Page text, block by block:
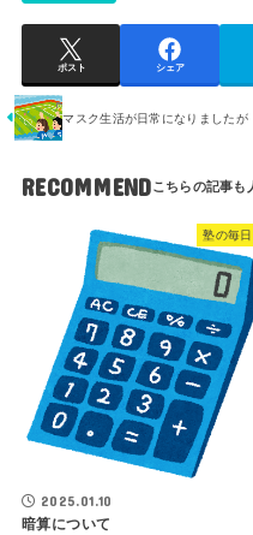
ポスト シェア
マスク生活が日常になりましたが
RECOMMEND
塾の毎日
2025.01.10
暗算について